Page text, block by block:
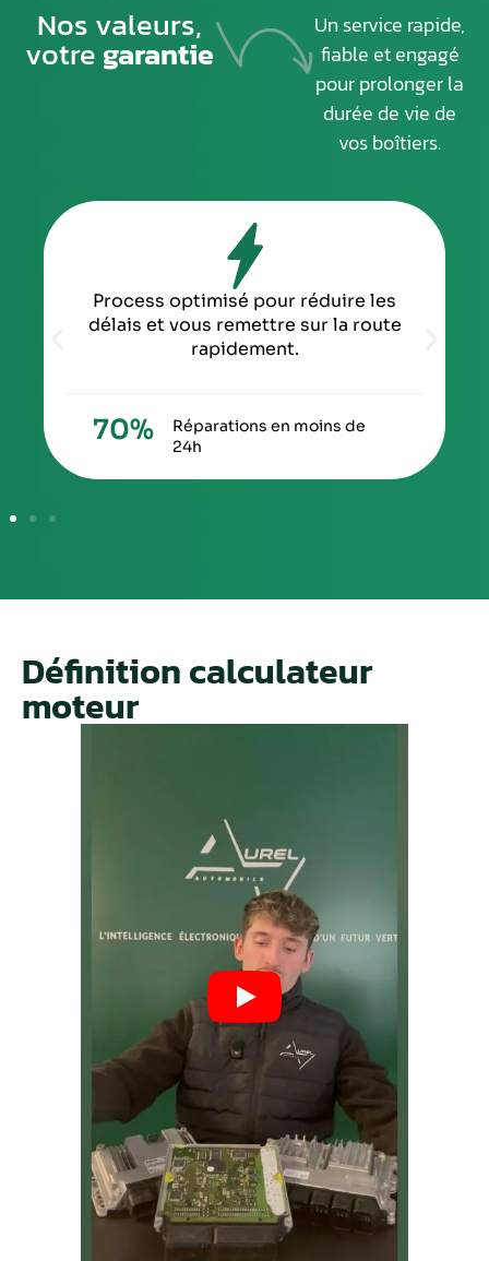
Nos valeurs,
votregarantie
Un service rapide,
fiable et engagé
pour prolonger la
durée de vie de
vos boîtiers.
Process optimisé pour réduire les
délais et vous remettre sur la route
rapidement.
Réparations en moins de
24h
70%
Définition calculateur
moteur